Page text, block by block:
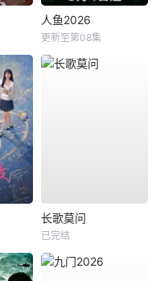
人鱼2026
更新至第08集
长歌莫问
已完结